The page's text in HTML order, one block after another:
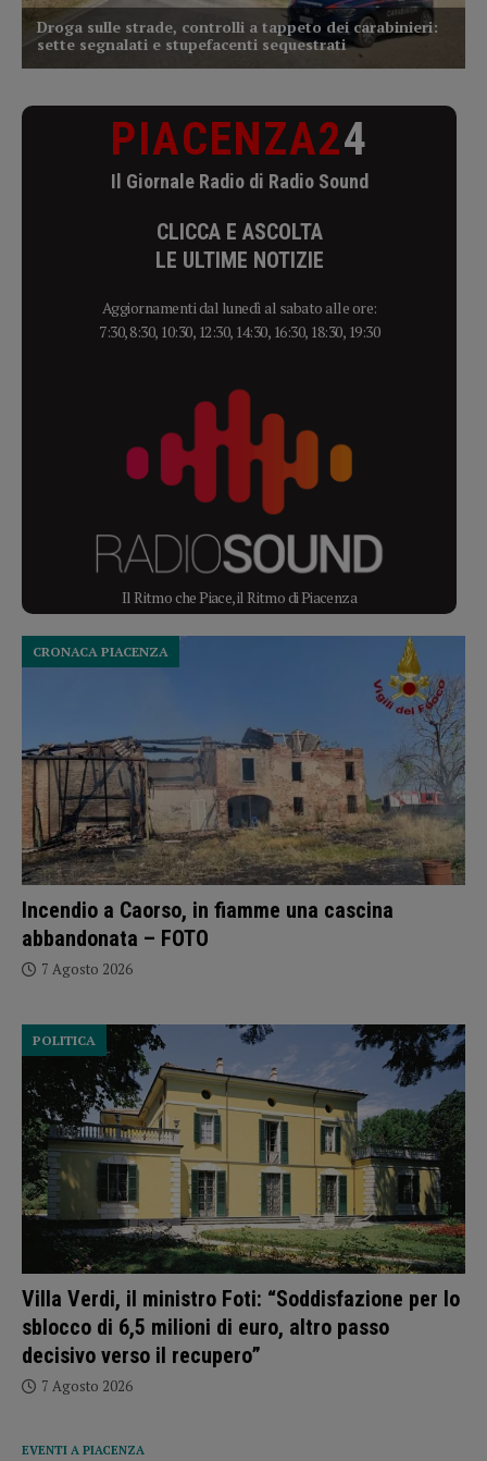
PIACENZA24
Il Giornale Radio di Radio Sound
CLICCA E ASCOLTA
LE ULTIME NOTIZIE
Aggiornamenti dal lunedì al sabato alle ore:
7:30, 8:30, 10:30, 12:30, 14:30, 16:30, 18:30, 19:30
Il Ritmo che Piace, il Ritmo di Piacenza
Incendio a Caorso, in fiamme una cascina
abbandonata – FOTO
CRONACA PIACENZA
7 Agosto 2026
Villa Verdi, il ministro Foti: “Soddisfazione per lo
sblocco di 6,5 milioni di euro, altro passo
decisivo verso il recupero”
POLITICA
7 Agosto 2026
EVENTI A PIACENZA